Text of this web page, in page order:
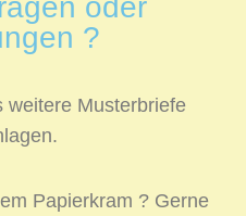
oder
?
weitere Musterbriefe
Papierkram ? Gerne